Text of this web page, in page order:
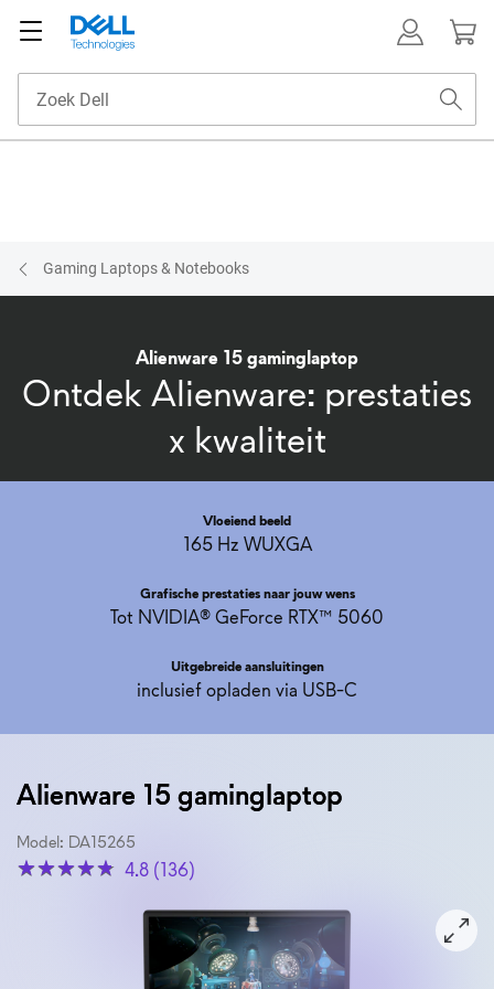
Gaming Laptops & Notebooks
Alienware 15 gaminglaptop
Ontdek Alienware: prestaties
x kwaliteit
Vloeiend beeld
165 Hz WUXGA
Grafische prestaties naar jouw wens
Tot NVIDIA® GeForce RTX™ 5060
Uitgebreide aansluitingen
inclusief opladen via USB-C
Alienware 15 gaminglaptop
Model: DA15265
4.8 (136)
View naar-voren-gericht Alienware 15 AMD DA15265